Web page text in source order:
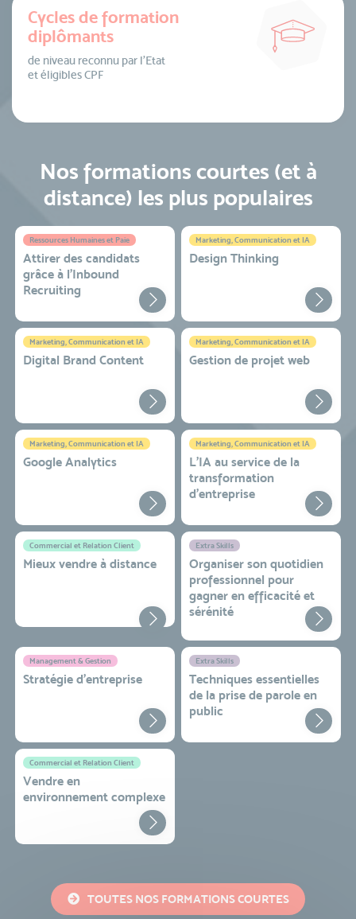
Cycles de formation
diplômants
de niveau reconnu par l’Etat
et éligibles CPF
Nos formations courtes (et à
distance) les plus populaires
Ressources Humaines et Paie
Attirer des candidats
grâce à l’Inbound
Recruiting
Marketing, Communication et IA
Design Thinking
Marketing, Communication et IA
Digital Brand Content
Marketing, Communication et IA
Gestion de projet web
Marketing, Communication et IA
Google Analytics
Marketing, Communication et IA
L'IA au service de la
transformation
d'entreprise
Commercial et Relation Client
Mieux vendre à distance
Extra Skills
Organiser son quotidien
professionnel pour
gagner en efficacité et
sérénité
Management & Gestion
Stratégie d’entreprise
Extra Skills
Techniques essentielles
de la prise de parole en
public
Commercial et Relation Client
Vendre en
environnement complexe
TOUTES NOS FORMATIONS COURTES